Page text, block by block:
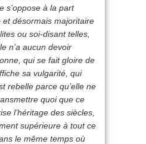
s’oppose à la part
désormais majoritaire
ou soi-disant telles,
n’a aucun devoir
qui se fait gloire de
sa vulgarité, qui
rebelle parce qu’elle ne
quoi que ce
l’héritage des siècles,
supérieure à tout ce
le même temps où